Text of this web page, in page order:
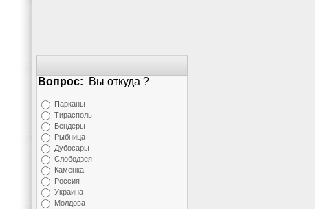
Вопрос: Вы откуда ?
Парканы
Тирасполь
Бендеры
Рыбница
Дубосары
Слободзея
Каменка
Россия
Украина
Молдова